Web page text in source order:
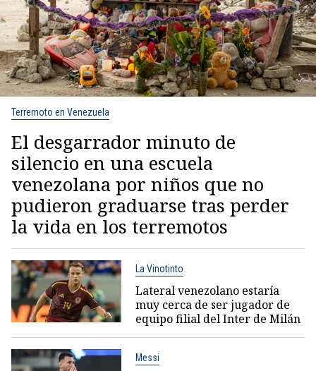
Terremoto en Venezuela
El desgarrador minuto de
silencio en una escuela
venezolana por niños que no
pudieron graduarse tras perder
la vida en los terremotos
La Vinotinto
Lateral venezolano estaría
muy cerca de ser jugador de
equipo filial del Inter de Milán
Messi